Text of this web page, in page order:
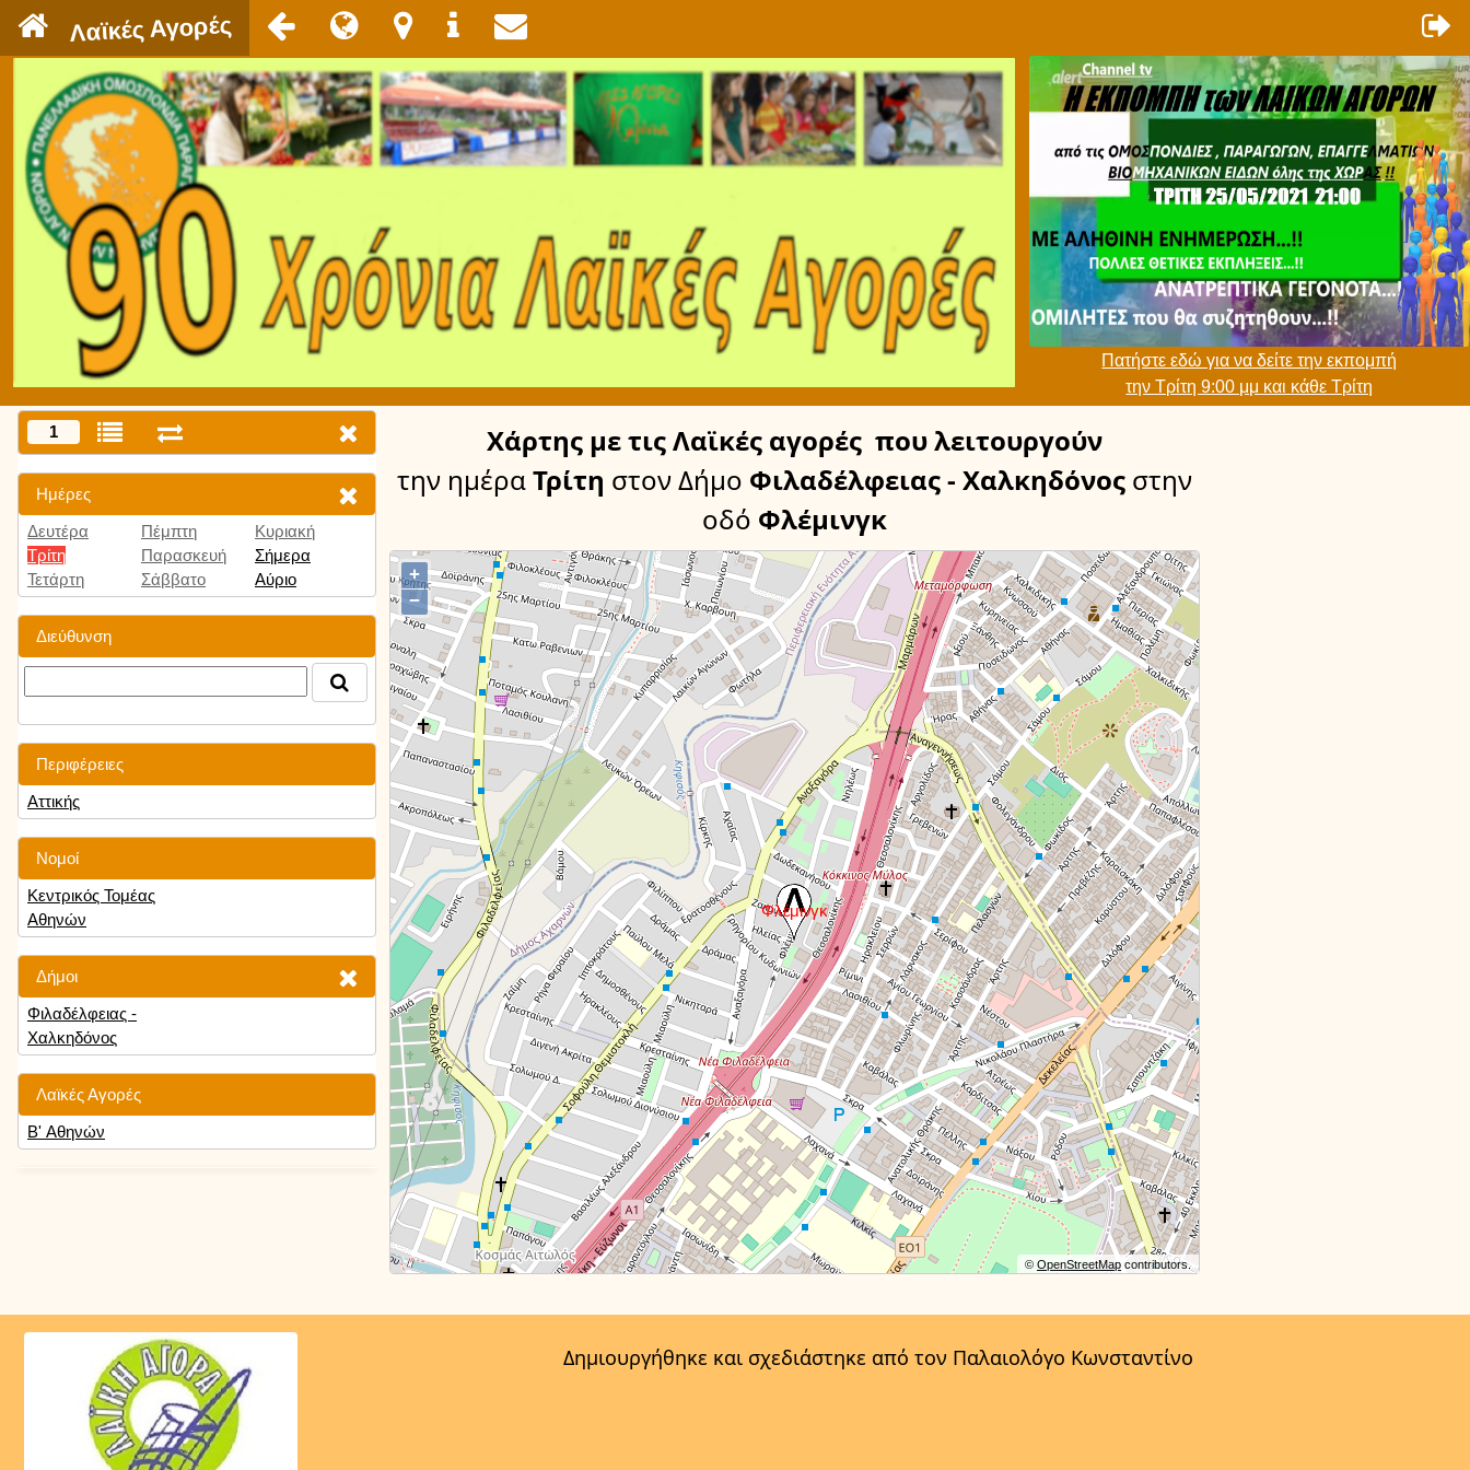
Λαϊκές Αγορές
Πατήστε εδώ για να δείτε την εκπομπή
την Τρίτη 9:00 μμ και κάθε Τρίτη
1
Ημέρες
Δευτέρα
Τρίτη
Τετάρτη
Πέμπτη
Παρασκευή
Σάββατο
Κυριακή
Σήμερα
Αύριο
Διεύθυνση
Περιφέρειες
Αττικής
Νομοί
Κεντρικός Τομέας
Αθηνών
Δήμοι
Φιλαδέλφειας -
Χαλκηδόνος
Λαϊκές Αγορές
Β' Αθηνών
Χάρτης με τις Λαϊκές αγορές που λειτουργούν
την ημέραΤρίτη στον Δήμο Φιλαδέλφειας - Χαλκηδόνος στην
οδό Φλέμινγκ
+
−
©OpenStreetMap contributors.
Δημιουργήθηκε και σχεδιάστηκε από τον Παλαιολόγο Κωνσταντίνο